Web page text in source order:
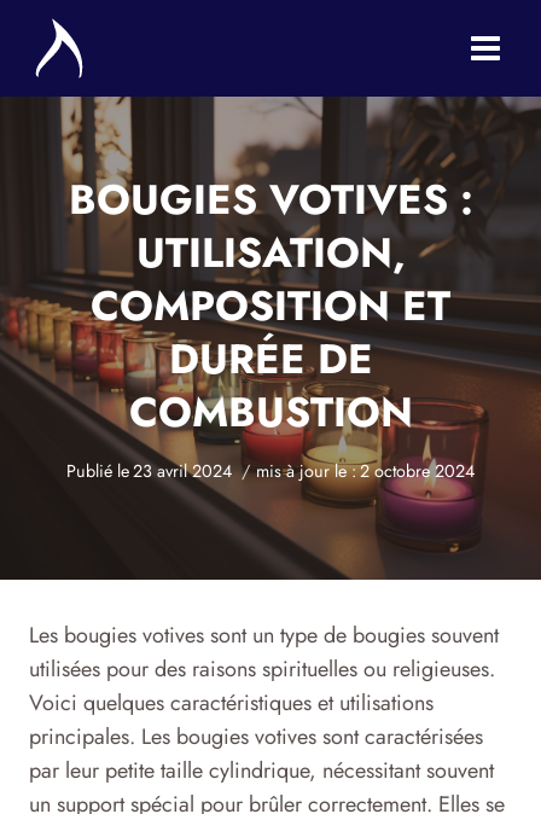
contenu
BOUGIES VOTIVES :
UTILISATION,
COMPOSITION ET
DURÉE DE
COMBUSTION
Publié le23 avril 2024 mis à jour le :2 octobre 2024
Les bougies votives sont un type de bougies souvent
utilisées pour des raisons spirituelles ou religieuses.
Voici quelques caractéristiques et utilisations
principales. Les bougies votives sont caractérisées
par leur petite taille cylindrique, nécessitant souvent
un support spécial pour brûler correctement. Elles se